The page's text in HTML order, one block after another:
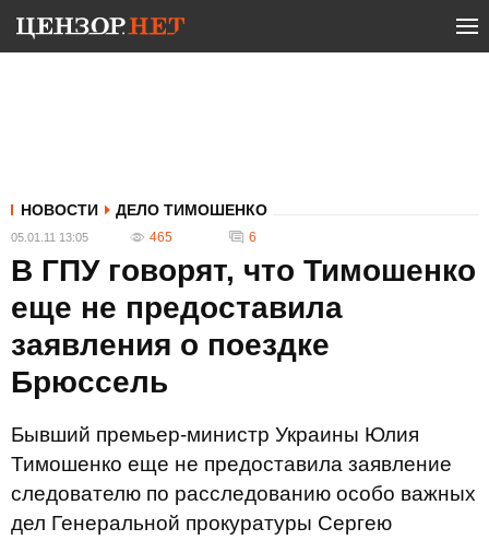
НОВОСТИ ДЕЛО ТИМОШЕНКО
05.01.11 13:05 465 6
В ГПУ говорят, что Тимошенко
еще не предоставила
заявления о поездке
Брюссель
Бывший премьер-министр Украины Юлия
Тимошенко еще не предоставила заявление
следователю по расследованию особо важных
дел Генеральной прокуратуры Сергею